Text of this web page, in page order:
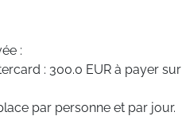
:
: 300.0 EUR à payer sur
par personne et par jour.